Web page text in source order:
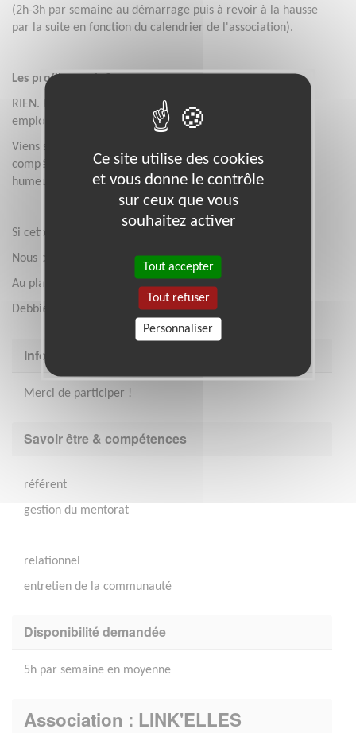
(2h-3h par semaine au démarrage puis à revoir à la hausse
par la suite en fonction du calendrier de l'association).
Les profils requis ?
RIEN. Homme, femme, non-binaire, avec emploi, sans
emploi, 18 ans, 65 ans, on s’en fiche !
Viens surtout avec ton envie de bouger les lignes, tes
compétences, ta curiosité, ta bienveillance et ta bonne
humeur.
Si cette mission t’intéresse, écris-nous.
Nous conviendrons d’un entretien par visio.
Au plaisir de te rencontrer ,
Debbie
Informations complémentaires
Merci de participer !
Savoir être & compétences
référent
gestion du mentorat
relationnel
entretien de la communauté
Disponibilité demandée
5h par semaine en moyenne
Association : LINK'ELLES
Ce site utilise des cookies
et vous donne le contrôle
sur ceux que vous
souhaitez activer
Tout accepter
Tout refuser
Personnaliser